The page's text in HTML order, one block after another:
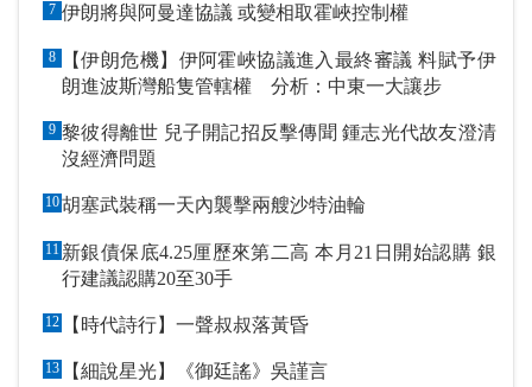
7 伊朗將與阿曼達協議 或變相取霍峽控制權
8
【伊朗危機】伊阿霍峽協議進入最終審議 料賦予伊
朗進波斯灣船隻管轄權 分析：中東一大讓步
9 黎彼得離世 兒子開記招反擊傳聞 鍾志光代故友澄清
沒經濟問題
10胡塞武裝稱一天內襲擊兩艘沙特油輪
11 新銀債保底4.25厘歷來第二高 本月21日開始認購 銀
行建議認購20至30手
12 【時代詩行】一聲叔叔落黃昏
13 【細說星光】《御廷謠》吳謹言